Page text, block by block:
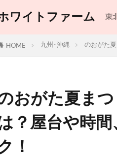
ワイトファーム 東
HOME 九州･沖縄 のおがた
おがた夏ま
？屋台や時
！